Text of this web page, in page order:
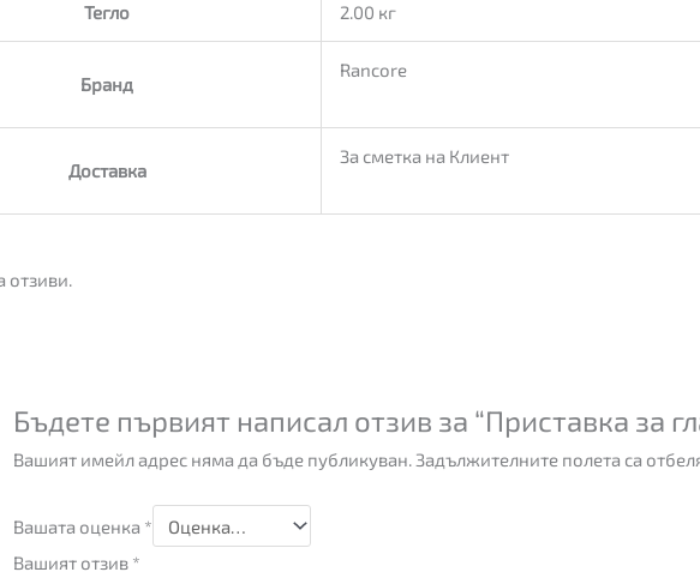
Тегло 2.00 кг
Бранд
Rancore
Доставка
За сметка на Клиент
отзиви.
Бъдете първият написал отзив за “Приставка за
Вашият имейл адрес няма да бъде публикуван. Задължителните полета са
Вашата оценка *
Вашият отзив *